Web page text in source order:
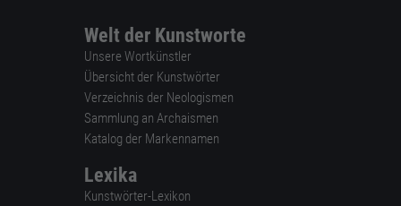
Welt der Kunstworte
Unsere Wortkünstler
Übersicht der Kunstwörter
Verzeichnis der Neologismen
Sammlung an Archaismen
Katalog der Markennamen
Lexika
Kunstwörter-Lexikon